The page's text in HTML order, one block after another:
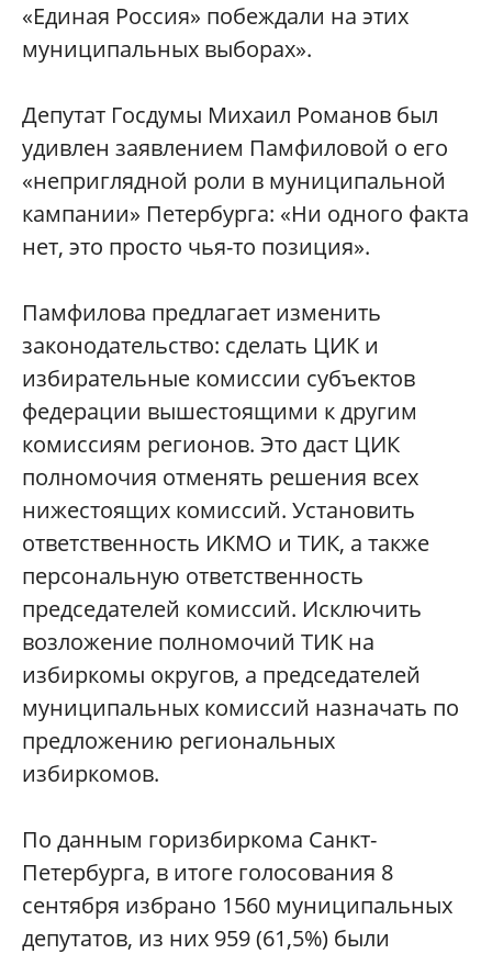
«Единая Россия» побеждали на этих
муниципальных выборах».
Депутат Госдумы Михаил Романов был
удивлен заявлением Памфиловой о его
«неприглядной роли в муниципальной
кампании» Петербурга: «Ни одного факта
нет, это просто чья-то позиция».
Памфилова предлагает изменить
законодательство: сделать ЦИК и
избирательные комиссии субъектов
федерации вышестоящими к другим
комиссиям регионов. Это даст ЦИК
полномочия отменять решения всех
нижестоящих комиссий. Установить
ответственность ИКМО и ТИК, а также
персональную ответственность
председателей комиссий. Исключить
возложение полномочий ТИК на
избиркомы округов, а председателей
муниципальных комиссий назначать по
предложению региональных
избиркомов.
По данным горизбиркома Санкт-
Петербурга, в итоге голосования 8
сентября избрано 1560 муниципальных
депутатов, из них 959 (61,5%) были